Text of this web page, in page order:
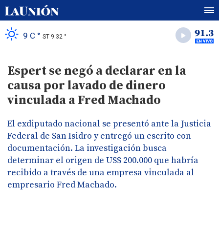
9 C ° ST 9.32 °
Espert se negó a declarar en la
causa por lavado de dinero
vinculada a Fred Machado
El exdiputado nacional se presentó ante la Justicia
Federal de San Isidro y entregó un escrito con
documentación. La investigación busca
determinar el origen de US$ 200.000 que habría
recibido a través de una empresa vinculada al
empresario Fred Machado.